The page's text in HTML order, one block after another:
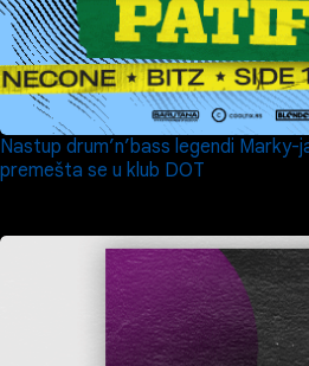
Nastup drum’n’bass legendi Marky-
premešta se u klub DOT